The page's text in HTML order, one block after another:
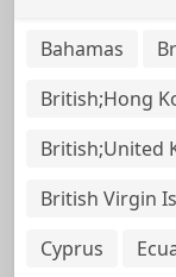
Bahamas
British;Hong
British;United
British Virgin
Cyprus